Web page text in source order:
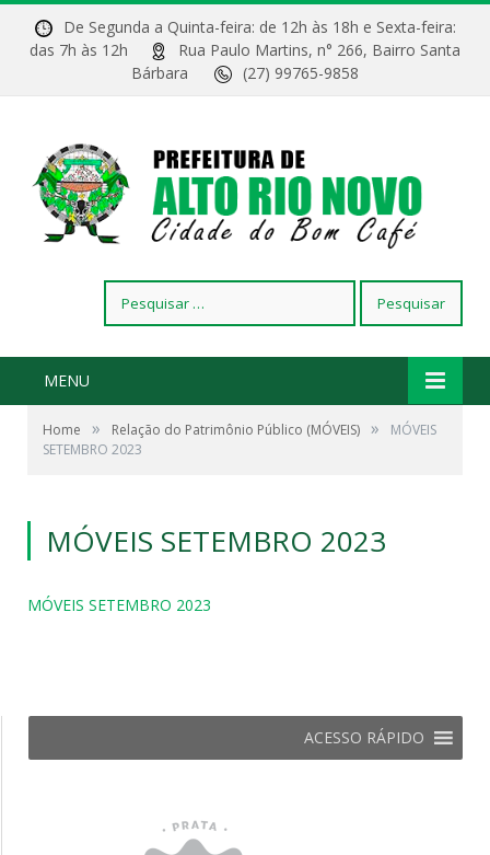
De Segunda a Quinta-feira: de 12h às 18h e Sexta-feira:
das 7h às 12h
Rua Paulo Martins, n° 266, Bairro Santa
Bárbara
(27) 99765-9858
por:
MENU
Home » Relação do Patrimônio Público (MÓVEIS) »
MÓVEIS
SETEMBRO 2023
MÓVEIS SETEMBRO 2023
MÓVEIS SETEMBRO 2023
ACESSO RÁPIDO